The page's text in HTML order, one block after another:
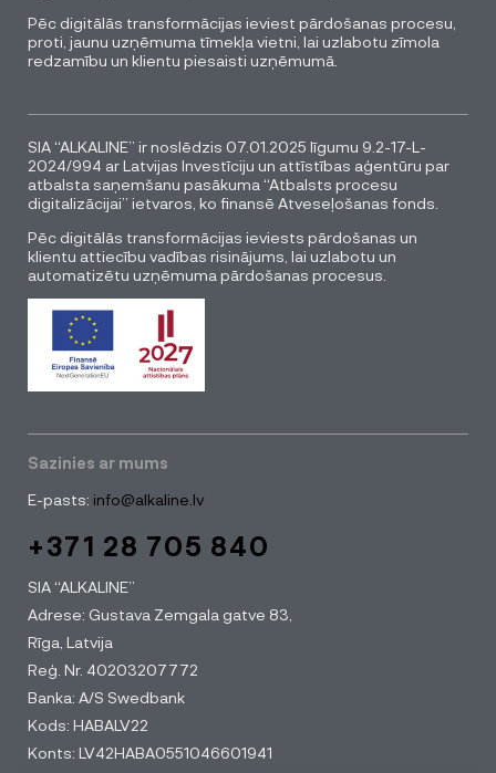
Pēc digitālās transformācijas ieviest pārdošanas procesu,
proti, jaunu uzņēmuma tīmekļa vietni, lai uzlabotu zīmola
redzamību un klientu piesaisti uzņēmumā.
SIA “ALKALINE” ir noslēdzis 07.01.2025 līgumu 9.2-17-L-
2024/994 ar Latvijas Investīciju un attīstības aģentūru par
atbalsta saņemšanu pasākuma “Atbalsts procesu
digitalizācijai” ietvaros, ko finansē Atveseļošanas fonds.
Pēc digitālās transformācijas ieviests pārdošanas un
klientu attiecību vadības risinājums, lai uzlabotu un
automatizētu uzņēmuma pārdošanas procesus.
Sazinies ar mums
E-pasts: info@alkaline.lv
+371 28 705 840
SIA “ALKALINE”
Adrese: Gustava Zemgala gatve 83,
Rīga, Latvija
Reģ. Nr. 40203207772
Banka: A/S Swedbank
Kods: HABALV22
Konts: LV42HABA0551046601941